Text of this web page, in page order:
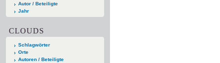
Autor / Beteiligte
Jahr
CLOUDS
Schlagwörter
Orte
Autoren / Beteiligte